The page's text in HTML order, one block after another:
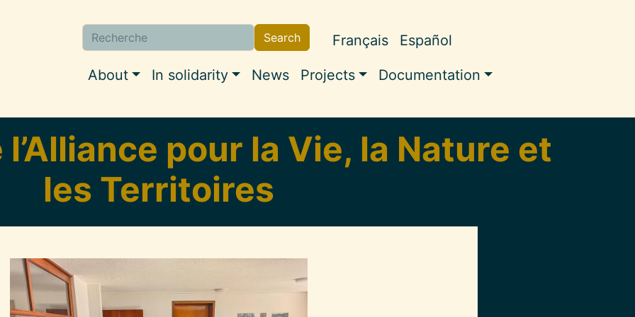
Navigation principale
About In solidarity News Projects Documentation
Search Search Français Español
pour la Vie, la Nature et
les Territoires